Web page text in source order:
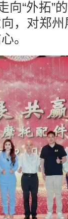
向“外拓”
，对郑
。